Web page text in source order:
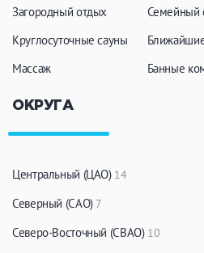
Загородный отдых
Круглосуточные сауны
Массаж
Семейный
Банные
ОКРУГА
Центральный (ЦАО) 14
Северный (САО) 7
Северо-Восточный (СВАО) 10